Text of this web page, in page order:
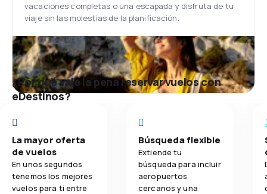
vacaciones completas o una escapada y disfruta de tu
viaje sin las molestias de la planificación.
¿Por qué vale la pena reservar vuelos con
eDestinos?
La mayor oferta
de vuelos
En unos segundos
tenemos los mejores
vuelos para ti entre
Búsqueda flexible
Extiende tu
búsqueda para incluir
aeropuertos
cercanos y una